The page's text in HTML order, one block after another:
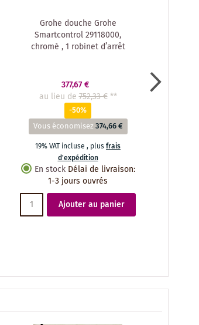
Grohe douche Grohe
Smartcontrol 29118000,
chromé , 1 robinet d’arrêt
377,67 €
au lieu de 752,33 € **
-50%
Vous économisez374,66 €
19% VAT incluse , plusfrais
d'expédition
En stock Délai de livraison:
1-3 jours ouvrés
Ajouter au panier